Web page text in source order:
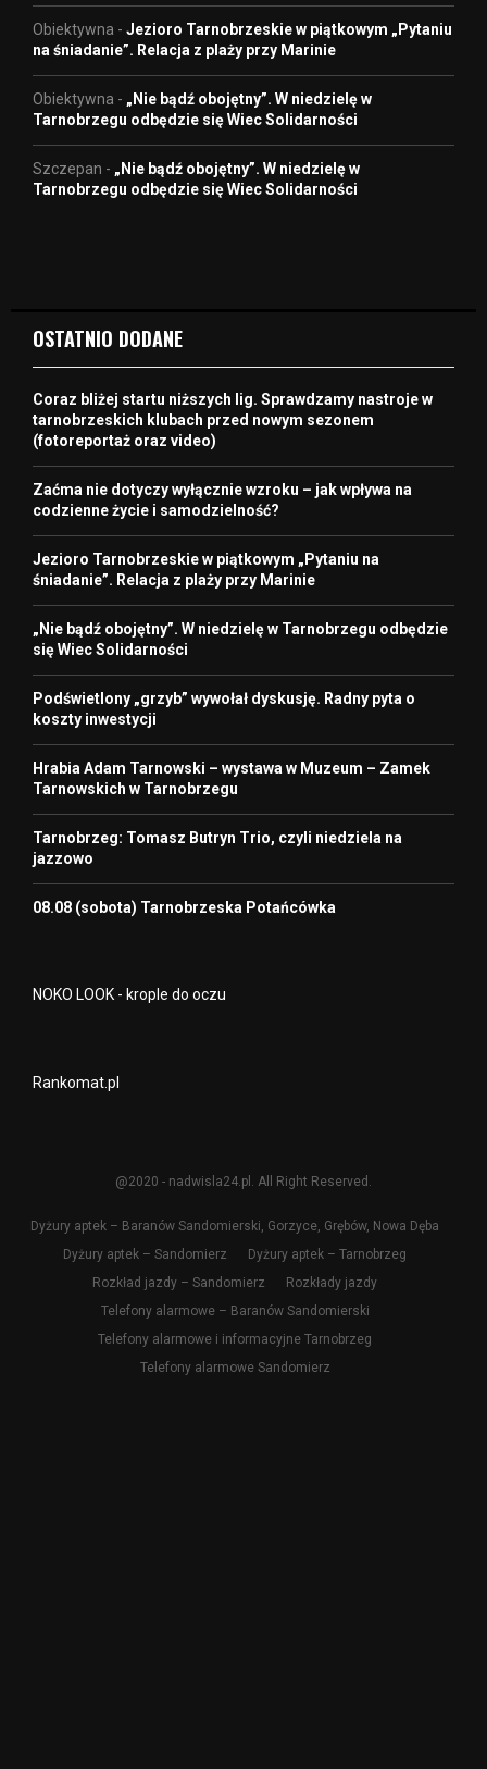
Obiektywna - Jezioro Tarnobrzeskie w piątkowym „Pytaniu
na śniadanie”. Relacja z plaży przy Marinie
Obiektywna - „Nie bądź obojętny”. W niedzielę w
Tarnobrzegu odbędzie się Wiec Solidarności
Szczepan - „Nie bądź obojętny”. W niedzielę w
Tarnobrzegu odbędzie się Wiec Solidarności
OSTATNIO DODANE
Coraz bliżej startu niższych lig. Sprawdzamy nastroje w
tarnobrzeskich klubach przed nowym sezonem
(fotoreportaż oraz video)
Zaćma nie dotyczy wyłącznie wzroku – jak wpływa na
codzienne życie i samodzielność?
Jezioro Tarnobrzeskie w piątkowym „Pytaniu na
śniadanie”. Relacja z plaży przy Marinie
„Nie bądź obojętny”. W niedzielę w Tarnobrzegu odbędzie
się Wiec Solidarności
Podświetlony „grzyb” wywołał dyskusję. Radny pyta o
koszty inwestycji
Hrabia Adam Tarnowski – wystawa w Muzeum – Zamek
Tarnowskich w Tarnobrzegu
Tarnobrzeg: Tomasz Butryn Trio, czyli niedziela na
jazzowo
08.08 (sobota) Tarnobrzeska Potańcówka
NOKO LOOK - krople do oczu
Rankomat.pl
@2020 - nadwisla24.pl. All Right Reserved.
Dyżury aptek – Baranów Sandomierski, Gorzyce, Grębów, Nowa Dęba
Dyżury aptek – Sandomierz
Dyżury aptek – Tarnobrzeg
Rozkład jazdy – Sandomierz
Rozkłady jazdy
Telefony alarmowe – Baranów Sandomierski
Telefony alarmowe i informacyjne Tarnobrzeg
Telefony alarmowe Sandomierz